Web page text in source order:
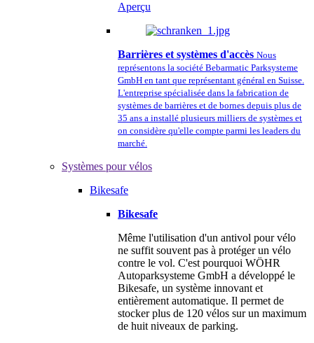
Aperçu
Barrières et systèmes d'accès Nous
représentons la société Bebarmatic Parksysteme
GmbH en tant que représentant général en Suisse.
L'entreprise spécialisée dans la fabrication de
systèmes de barrières et de bornes depuis plus de
35 ans a installé plusieurs milliers de systèmes et
on considère qu'elle compte parmi les leaders du
marché.
Systèmes pour vélos
Bikesafe
Bikesafe
Même l'utilisation d'un antivol pour vélo
ne suffit souvent pas à protéger un vélo
contre le vol. C'est pourquoi WÖHR
Autoparksysteme GmbH a développé le
Bikesafe, un système innovant et
entièrement automatique. Il permet de
stocker plus de 120 vélos sur un maximum
de huit niveaux de parking.